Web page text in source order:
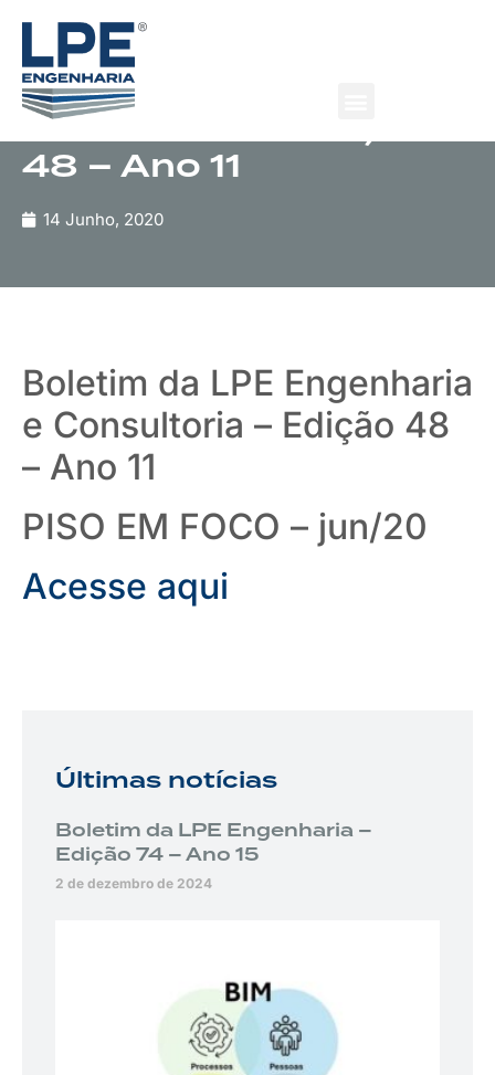
Boletim da LPE
Engenharia e
Consultoria – Edição
48 – Ano 11
14 Junho, 2020
Boletim da LPE Engenharia
e Consultoria – Edição 48
– Ano 11
PISO EM FOCO – jun/20
Acesse aqui
Últimas notícias
Boletim da LPE Engenharia –
Edição 74 – Ano 15
2 de dezembro de 2024